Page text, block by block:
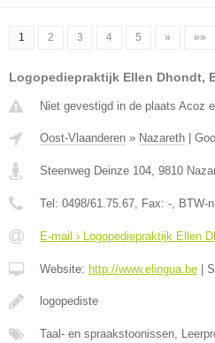
1 2 3 4 5 » »»
Logopediepraktijk Ellen Dhondt,
Niet gevestigd in de plaats Acoz
Oost-Vlaanderen » Nazareth
Steenweg Deinze 104, 9810
Tel: 0498/61.75.67, Fax: -, BTW-
E-mail › Logopediepraktijk Ellen
Website: http://www.elingua.be
logopediste
Taal- en spraakstoonissen,